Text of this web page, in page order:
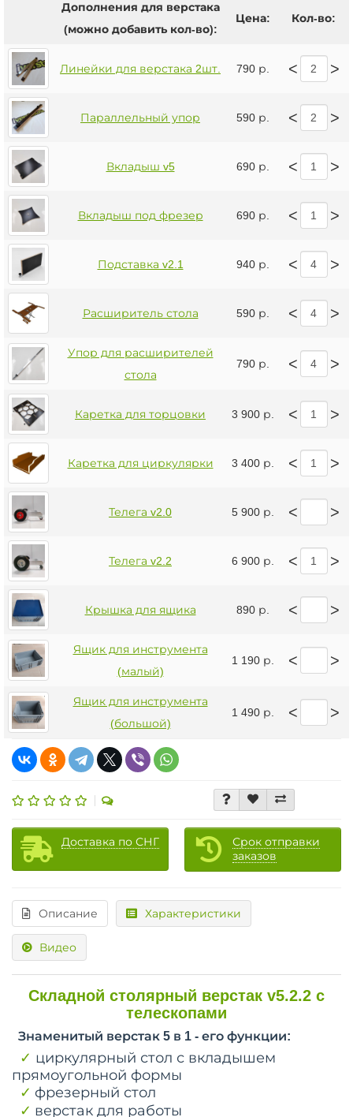
Дополнения для верстака
(можно добавить кол-во):
Цена: Кол-во:
Линейки для верстака 2шт. 790 р. < >
Параллельный упор 590 р. < >
Вкладыш v5 690 р. < >
Вкладыш под фрезер 690 р. < >
Подставка v2.1 940 р. < >
Расширитель стола 590 р. < >
Упор для расширителей
стола
790 р. < >
Каретка для торцовки 3 900 р. < >
Каретка для циркулярки 3 400 р. < >
Телега v2.0 5 900 р. < >
Телега v2.2 6 900 р. < >
Крышка для ящика 890 р. < >
Ящик для инструмента
(малый)
1 190 р. < >
Ящик для инструмента
(большой)
1 490 р. < >
Доставка по СНГ
Срок отправки
заказов
Описание Характеристики
Видео
Складной столярный верстак v5.2.2 с
телескопами
Знаменитый верстак 5 в 1 - его функции:
✓ циркулярный стол с вкладышем
прямоугольной формы
✓ фрезерный стол
✓ верстак для работы